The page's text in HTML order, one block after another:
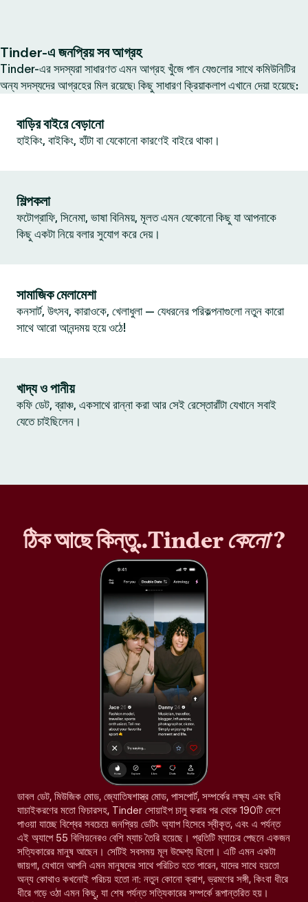
Tinder-এ জনপ্রিয় সব আগ্রহ
Tinder-এর সদস্যরা সাধারণত এমন আগ্রহ খুঁজে পান যেগুলোর সাথে কমিউনিটির
অন্য সদস্যদের আগ্রহের মিল রয়েছে৷ কিছু সাধারণ ক্রিয়াকলাপ এখানে দেয়া হয়েছে:
বাড়ির বাইরে বেড়ানো
হাইকিং, বাইকিং, হাঁটা বা যেকোনো কারণেই বাইরে থাকা।
শিল্পকলা
ফটোগ্রাফি, সিনেমা, ভাষা বিনিময়, মূলত এমন যেকোনো কিছু যা আপনাকে
কিছু একটা নিয়ে বলার সুযোগ করে দেয়।
সামাজিক মেলামেশা
কনসার্ট, উৎসব, কারাওকে, খেলাধুলা — যেধরনের পরিকল্পনাগুলো নতুন কারো
সাথে আরো আনন্দময় হয়ে ওঠে!
খাদ্য ও পানীয়
কফি ডেট, ব্রাঞ্চ, একসাথে রান্না করা আর সেই রেস্তোরাঁটা যেখানে সবাই
যেতে চাইছিলেন।
ঠিক আছে কিন্তু..Tinderকেনো?
ডাবল ডেট, মিউজিক মোড, জ্যোতিষশাস্ত্র মোড, পাসপোর্ট, সম্পর্কের লক্ষ্য এবং ছবি
যাচাইকরণের মতো ফিচারসহ, Tinder সোয়াইপ চালু করার পর থেকে 190টি দেশে
পাওয়া যাচ্ছে বিশ্বের সবচেয়ে জনপ্রিয় ডেটিং অ্যাপ হিসেবে স্বীকৃত, এবং এ পর্যন্ত
এই অ্যাপে 55 বিলিয়নেরও বেশি ম্যাচ তৈরি হয়েছে। প্রতিটি ম্যাচের পেছনে একজন
সত্যিকারের মানুষ আছেন। সেটিই সবসময় মূল উদ্দেশ্য ছিলো। এটি এমন একটা
জায়গা, যেখানে আপনি এমন মানুষদের সাথে পরিচিত হতে পারেন, যাদের সাথে হয়তো
অন্য কোথাও কখনোই পরিচয় হতো না: নতুন কোনো ক্রাশ, ভ্রমণের সঙ্গী, কিংবা ধীরে
ধীরে গড়ে ওঠা এমন কিছু, যা শেষ পর্যন্ত সত্যিকারের সম্পর্কে রূপান্তরিত হয়।